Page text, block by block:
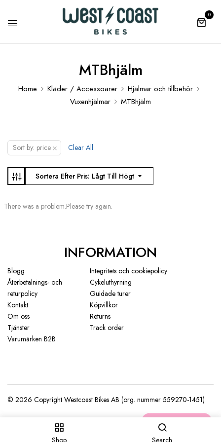
0
Shop Search
MTBhjälm
Home Kläder / Accessoarer
Hjälmar och tillbehör
Vuxenhjälmar
MTBhjälm
Sort by: price × Clear All
Sortera Efter Pris: Lågt Till Högt
There was a problem.Please try again.
INFORMATION
Blogg
Integritets och cookiepolicy
Återbetalnings- och
returpolicy
Cykeluthyrning
Guidade turer
Kontakt
Köpvillkor
Om oss
Returns
Tjänster
Track order
Varumärken B2B